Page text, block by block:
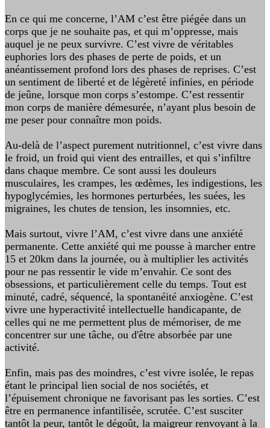
En ce qui me concerne, l’AM c’est être piégée dans un
corps que je ne souhaite pas, et qui m’oppresse, mais
auquel je ne peux survivre. C’est vivre de véritables
euphories lors des phases de perte de poids, et un
anéantissement profond lors des phases de reprises. C’est
un sentiment de liberté et de légèreté infinies, en période
de jeûne, lorsque mon corps s’estompe. C’est ressentir
mon corps de manière démesurée, n’ayant plus besoin de
me peser pour connaître mon poids.
Au-delà de l’aspect purement nutritionnel, c’est vivre dans
le froid, un froid qui vient des entrailles, et qui s’infiltre
dans chaque membre. Ce sont aussi les douleurs
musculaires, les crampes, les œdèmes, les indigestions, les
hypoglycémies, les hormones perturbées, les suées, les
migraines, les chutes de tension, les insomnies, etc.
Mais surtout, vivre l’AM, c’est vivre dans une anxiété
permanente. Cette anxiété qui me pousse à marcher entre
15 et 20km dans la journée, ou à multiplier les activités
pour ne pas ressentir le vide m’envahir. Ce sont des
obsessions, et particulièrement celle du temps. Tout est
minuté, cadré, séquencé, la spontanéité anxiogène. C’est
vivre une hyperactivité intellectuelle handicapante, de
celles qui ne me permettent plus de mémoriser, de me
concentrer sur une tâche, ou d'être absorbée par une
activité.
Enfin, mais pas des moindres, c’est vivre isolée, le repas
étant le principal lien social de nos sociétés, et
l’épuisement chronique ne favorisant pas les sorties. C’est
être en permanence infantilisée, scrutée. C’est susciter
tantôt la peur, tantôt le dégoût, la maigreur renvoyant à la